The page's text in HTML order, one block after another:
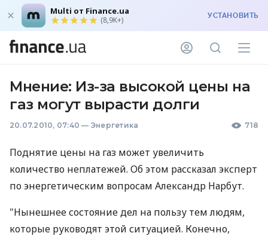
Multi от Finance.ua
(8,9K+) УСТАНОВИТЬ
Мнение: Из-за высокой цены на
газ могут вырасти долги
20.07.2010, 07:40 — Энергетика 718
Поднятие цены на газ может увеличить
количество неплатежей. Об этом рассказал эксперт
по энергетическим вопросам Александр Нарбут.
"Нынешнее состояние дел на пользу тем людям,
которые руководят этой ситуацией. Конечно,